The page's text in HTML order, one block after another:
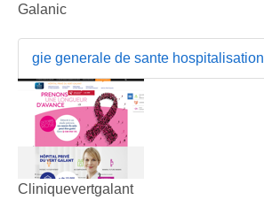
Galanic
gie generale de sante hospitalisation
Cliniquevertgalant